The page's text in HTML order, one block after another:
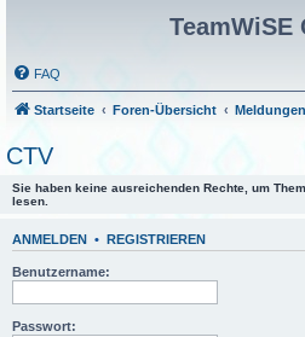
TeamWiSE
FAQ
Startseite Foren-Übersicht
CTV
Sie haben keine ausreichenden Rechte, um
lesen.
ANMELDEN • REGISTRIEREN
Benutzername:
Passwort: